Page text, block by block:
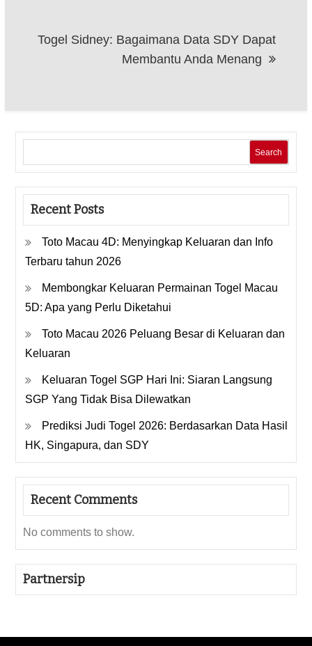
Togel Sidney: Bagaimana Data SDY Dapat
Membantu Anda Menang
Search
Recent Posts
Toto Macau 4D: Menyingkap Keluaran dan Info
Terbaru tahun 2026
Membongkar Keluaran Permainan Togel Macau
5D: Apa yang Perlu Diketahui
Toto Macau 2026 Peluang Besar di Keluaran dan
Keluaran
Keluaran Togel SGP Hari Ini: Siaran Langsung
SGP Yang Tidak Bisa Dilewatkan
Prediksi Judi Togel 2026: Berdasarkan Data Hasil
HK, Singapura, dan SDY
Recent Comments
No comments to show.
Partnersip